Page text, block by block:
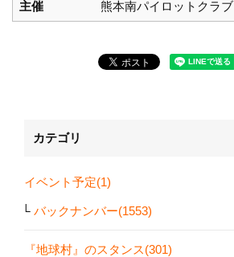
主催 熊本南パイロットクラブ
カテゴリ
イベント予定(1)
バックナンバー(1553)
『地球村』のスタンス(301)